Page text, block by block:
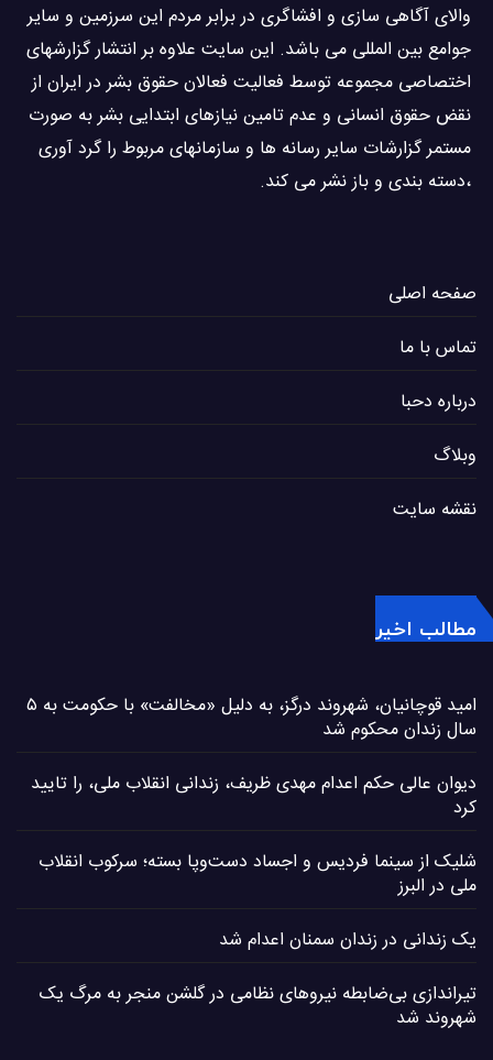
والاى آگاهى سازی و افشاگرى در برابر مردم این سرزمین و ساير
جوامع بین المللى می باشد. این سایت علاوه بر انتشار گزارشهای
اختصاصی مجموعه توسط فعاليت فعالان حقوق بشر در ایران از
نقض حقوق انسانی و عدم تامین نیازهای ابتدایی بشر به صورت
مستمر گزارشات سایر رسانه ها و سازمانهای مربوط را گرد آوری
،دسته بندی و باز نشر می كند.
صفحه اصلی
تماس با ما
درباره دحبا
وبلاگ
نقشه سایت
مطالب اخیر
امید قوچانیان، شهروند درگز، به دلیل «مخالفت» با حکومت به ۵
سال زندان محکوم شد
دیوان عالی حکم اعدام مهدی ظریف، زندانی انقلاب ملی، را تایید
کرد
شلیک از سینما فردیس و اجساد دست‌وپا بسته؛ سرکوب انقلاب
ملی در البرز
یک زندانی در زندان سمنان اعدام شد
تیراندازی بی‌ضابطه نیروهای نظامی در گلشن منجر به مرگ یک
شهروند شد